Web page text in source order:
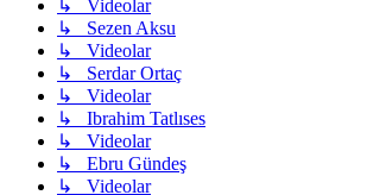
↳ Videolar
↳ Sezen Aksu
↳ Videolar
↳ Serdar Ortaç
↳ Videolar
↳ Ibrahim Tatlıses
↳ Videolar
↳ Ebru Gündeş
↳ Videolar